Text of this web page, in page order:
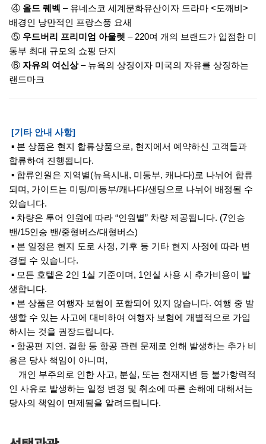
④ 올드 퀘벡 – 유네스코 세계문화유산이자 드라마 <도깨비>
배경인 낭만적인 프랑스풍 요새
⑤ 우드버리 프리미엄 아울렛 – 220여 개의 브랜드가 입점한 미
동부 최대 규모의 쇼핑 단지
⑥ 자유의 여신상– 뉴욕의 상징이자 미국의 자유를 상징하는
랜드마크
[기타 안내 사항]
▪ 본 상품은 현지 합류상품으로, 현지에서 예약하신 고객들과
합류하여 진행됩니다.
▪ 합류인원은 지역별(뉴욕시내, 미동부, 캐나다)로 나뉘어 합류
되며, 가이드는 미팅/미동부/캐나다/샌딩으로 나뉘어 배정될 수
있습니다.
▪ 차량은 투어 인원에 따라 “인원별” 차량 제공됩니다. (7인승
밴/15인승 밴/중형버스/대형버스)
▪ 본 일정은 현지 도로 사정, 기후 등 기타 현지 사정에 따라 변
경될 수 있습니다.
▪ 모든 호텔은 2인 1실 기준이며, 1인실 사용 시 추가비용이 발
생합니다.
▪ 본 상품은 여행자 보험이 포함되어 있지 않습니다. 여행 중 발
생할 수 있는 사고에 대비하여 여행자 보험에 개별적으로 가입
하시는 것을 권장드립니다.
▪ 항공편 지연, 결항 등 항공 관련 문제로 인해 발생하는 추가 비
용은 당사 책임이 아니며,
개인 부주의로 인한 사고, 분실, 또는 천재지변 등 불가항력적
인 사유로 발생하는 일정 변경 및 취소에 따른 손해에 대해서는
당사의 책임이 면제됨을 알려드립니다.